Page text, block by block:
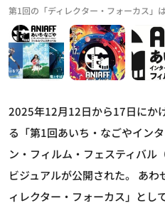
第1回の「ディレクター・フォーカス」
2025年12月12日から17日にか
る「第1回あいち・なごやイン
ン・フィルム・フェスティバル
ビジュアルが公開された。 あ
ィレクター・フォーカス」とし